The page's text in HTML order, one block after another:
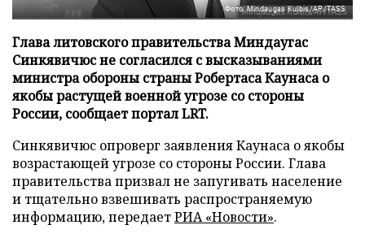
Фото: Mindaugas Kulbis/AP/TASS
Глава литовского правительства Миндаугас
Синкявичюс не согласился с высказываниями
министра обороны страны Робертаса Каунаса о
якобы растущей военной угрозе со стороны
России, сообщает портал LRT.
Синкявичюс опроверг заявления Каунаса о якобы
возрастающей угрозе со стороны России. Глава
правительства призвал не запугивать население
и тщательно взвешивать распространяемую
информацию, передаетРИА «Новости».